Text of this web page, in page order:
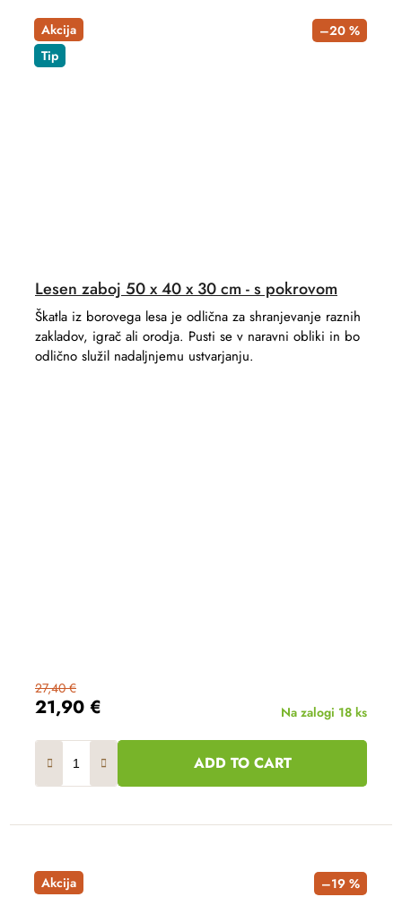
Akcija
Tip
–20 %
Lesen zaboj 50 x 40 x 30 cm - s pokrovom
21,90 €
27,40 €
Na zalogi 18 ks
ADD TO CART
Škatla iz borovega lesa je odlična za shranjevanje raznih
zakladov, igrač ali orodja. Pusti se v naravni obliki in bo
odlično služil nadaljnjemu ustvarjanju.
Akcija –19 %